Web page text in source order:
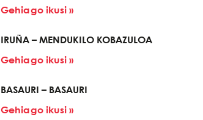
Gehiago ikusi »
IRUÑA – MENDUKILO KOBAZULOA
Gehiago ikusi »
BASAURI – BASAURI
Gehiago ikusi »